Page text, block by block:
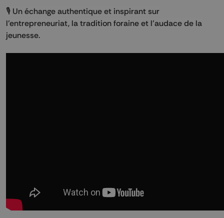
🎙️ Un échange authentique et inspirant sur
l’entrepreneuriat, la tradition foraine et l’audace de la
jeunesse.